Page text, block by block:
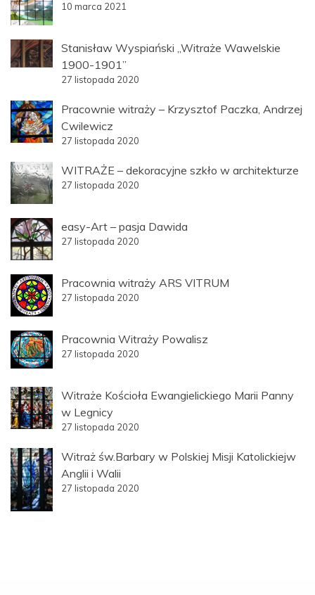
10 marca 2021
Stanisław Wyspiański „Witraże Wawelskie
1900-1901”
27 listopada 2020
Pracownie witraży – Krzysztof Paczka, Andrzej
Cwilewicz
27 listopada 2020
WITRAŻE – dekoracyjne szkło w architekturze
27 listopada 2020
easy-Art – pasja Dawida
27 listopada 2020
Pracownia witraży ARS VITRUM
27 listopada 2020
Pracownia Witraży Powalisz
27 listopada 2020
Witraże Kościoła Ewangielickiego Marii Panny
w Legnicy
27 listopada 2020
Witraż św.Barbary w Polskiej Misji Katolickiejw
Anglii i Walii
27 listopada 2020